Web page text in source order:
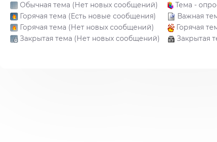
Обычная тема (Нет новых сообщений)
Тема -
Горячая тема (Есть новые сообщения)
Важная
Горячая тема (Нет новых сообщений)
Горячая
Закрытая тема (Нет новых сообщений)
Закрытая